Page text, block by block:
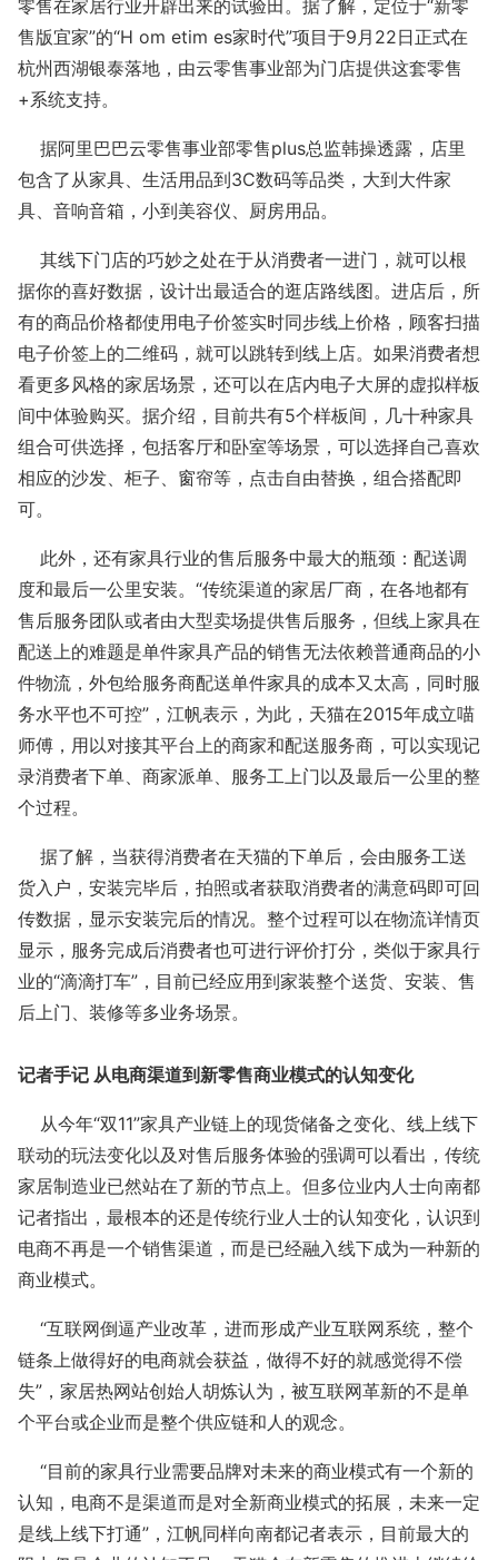
零售在家居行业开辟出来的试验田。据了解，定位于“新零
售版宜家”的“H om etim es家时代”项目于9月22日正式在
杭州西湖银泰落地，由云零售事业部为门店提供这套零售
+系统支持。
据阿里巴巴云零售事业部零售plus总监韩操透露，店里
包含了从家具、生活用品到3C数码等品类，大到大件家
具、音响音箱，小到美容仪、厨房用品。
其线下门店的巧妙之处在于从消费者一进门，就可以根
据你的喜好数据，设计出最适合的逛店路线图。进店后，所
有的商品价格都使用电子价签实时同步线上价格，顾客扫描
电子价签上的二维码，就可以跳转到线上店。如果消费者想
看更多风格的家居场景，还可以在店内电子大屏的虚拟样板
间中体验购买。据介绍，目前共有5个样板间，几十种家具
组合可供选择，包括客厅和卧室等场景，可以选择自己喜欢
相应的沙发、柜子、窗帘等，点击自由替换，组合搭配即
可。
此外，还有家具行业的售后服务中最大的瓶颈：配送调
度和最后一公里安装。“传统渠道的家居厂商，在各地都有
售后服务团队或者由大型卖场提供售后服务，但线上家具在
配送上的难题是单件家具产品的销售无法依赖普通商品的小
件物流，外包给服务商配送单件家具的成本又太高，同时服
务水平也不可控”，江帆表示，为此，天猫在2015年成立喵
师傅，用以对接其平台上的商家和配送服务商，可以实现记
录消费者下单、商家派单、服务工上门以及最后一公里的整
个过程。
据了解，当获得消费者在天猫的下单后，会由服务工送
货入户，安装完毕后，拍照或者获取消费者的满意码即可回
传数据，显示安装完后的情况。整个过程可以在物流详情页
显示，服务完成后消费者也可进行评价打分，类似于家具行
业的“滴滴打车”，目前已经应用到家装整个送货、安装、售
后上门、装修等多业务场景。
记者手记 从电商渠道到新零售商业模式的认知变化
从今年“双11”家具产业链上的现货储备之变化、线上线下
联动的玩法变化以及对售后服务体验的强调可以看出，传统
家居制造业已然站在了新的节点上。但多位业内人士向南都
记者指出，最根本的还是传统行业人士的认知变化，认识到
电商不再是一个销售渠道，而是已经融入线下成为一种新的
商业模式。
“互联网倒逼产业改革，进而形成产业互联网系统，整个
链条上做得好的电商就会获益，做得不好的就感觉得不偿
失”，家居热网站创始人胡炼认为，被互联网革新的不是单
个平台或企业而是整个供应链和人的观念。
“目前的家具行业需要品牌对未来的商业模式有一个新的
认知，电商不是渠道而是对全新商业模式的拓展，未来一定
是线上线下打通”，江帆同样向南都记者表示，目前最大的